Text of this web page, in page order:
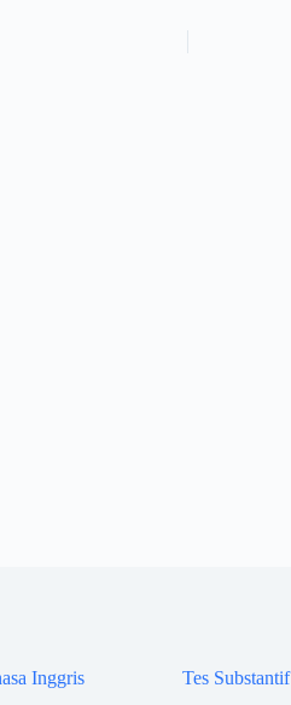
Inggris
Tes